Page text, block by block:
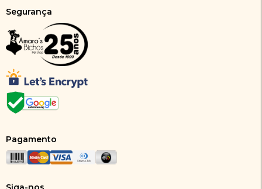
Segurança
Pagamento